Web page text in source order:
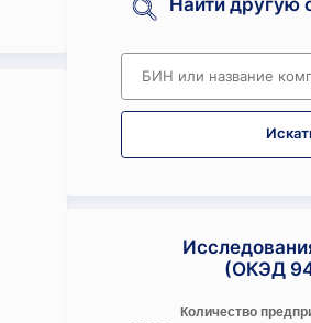
Найти другую
(ОКЭД